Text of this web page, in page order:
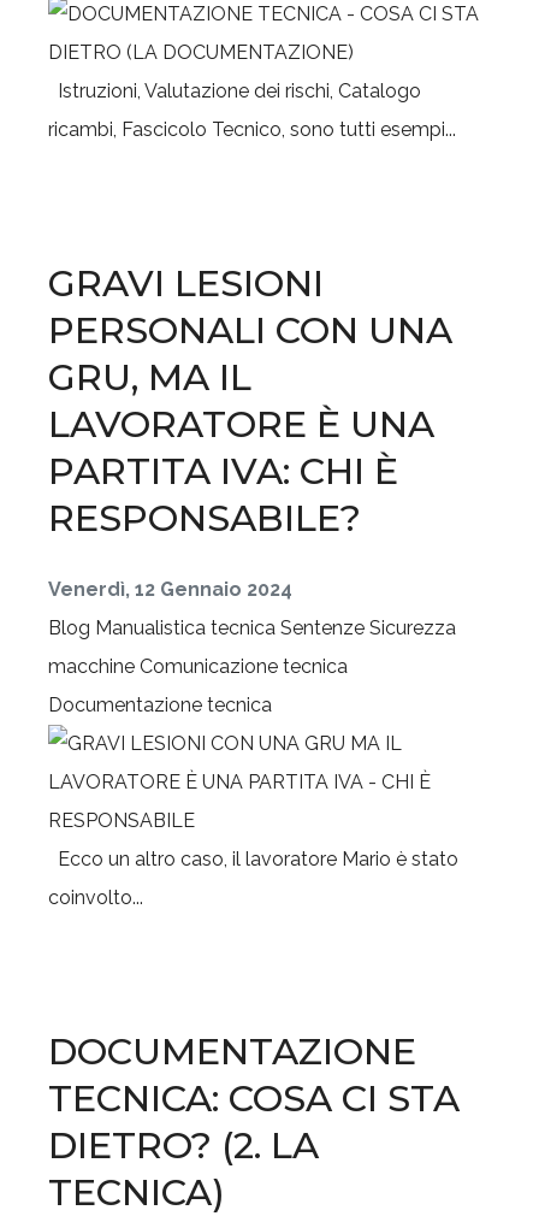
Istruzioni, Valutazione dei rischi, Catalogo
ricambi, Fascicolo Tecnico, sono tutti esempi...
GRAVI LESIONI
PERSONALI CON UNA
GRU, MA IL
LAVORATORE È UNA
PARTITA IVA: CHI È
RESPONSABILE?
Venerdì, 12 Gennaio 2024
Blog Manualistica tecnica Sentenze Sicurezza
macchine Comunicazione tecnica
Documentazione tecnica
Ecco un altro caso, il lavoratore Mario è stato
coinvolto...
DOCUMENTAZIONE
TECNICA: COSA CI STA
DIETRO? (2. LA
TECNICA)